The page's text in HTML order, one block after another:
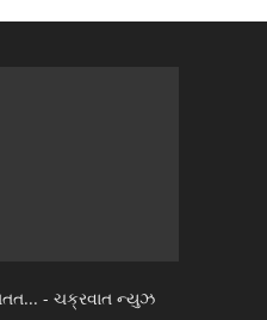
- ચક્રવાત ન્યુઝ